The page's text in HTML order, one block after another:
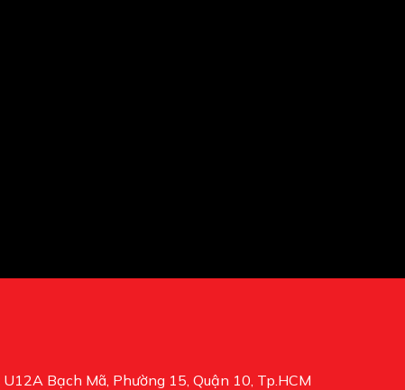
U12A Bạch Mã, Phường 15, Quận 10, Tp.HCM